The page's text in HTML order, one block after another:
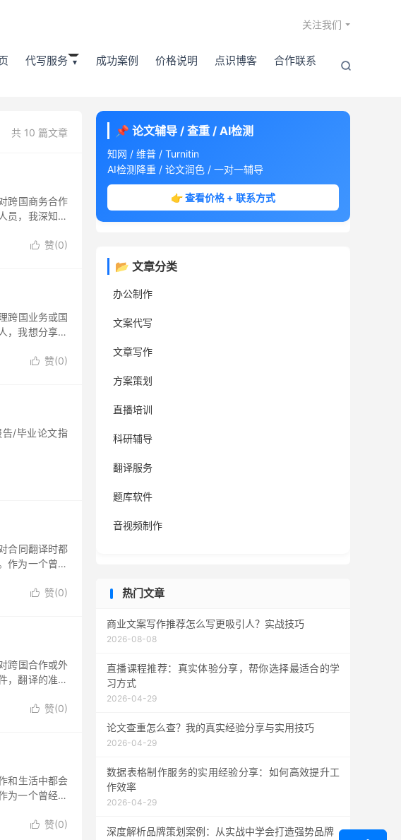
代写服务 成功案例 价格说明 点识博客 合作联系 
关注我们
共 10 篇文章
跨国商务合作
员，我深知合
 赞(0)
跨国业务或国
，我想分享一
 赞(0)
/毕业论文指
合同翻译时都
作为一个曾经
 赞(0)
跨国合作或外
，翻译的准确
 赞(0)
和生活中都会
为一个曾经多
 赞(0)
📌 论文辅导 / 查重 / AI检测
知网 / 维普 / Turnitin
AI检测降重 / 论文润色 / 一对一辅导
👉 查看价格 + 联系方式
📂 文章分类
办公制作
文案代写
文章写作
方案策划
直播培训
科研辅导
翻译服务
题库软件
音视频制作
热门文章
商业文案写作推荐怎么写更吸引人？实战技巧
2026-08-08
直播课程推荐：真实体验分享，帮你选择最适合的学
习方式
2026-04-29
论文查重怎么查？我的真实经验分享与实用技巧
2026-04-29
数据表格制作服务的实用经验分享：如何高效提升工
作效率
2026-04-29
深度解析品牌策划案例：从实战中学会打造强势品牌